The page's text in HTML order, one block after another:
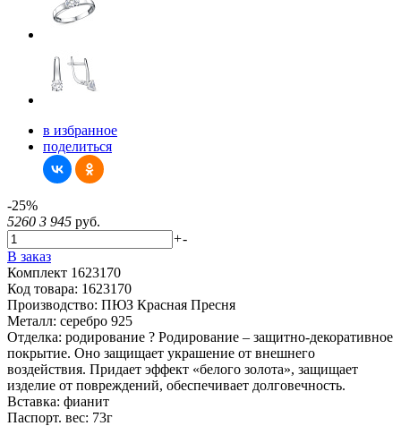
в избранное
поделиться
-25%
5260 3 945 руб.
+-
В заказ
Комплект 1623170
Код товара: 1623170
Производство: ПЮЗ Красная Пресня
Металл: серебро 925
Отделка: родирование ? Родирование – защитно-декоративное
покрытие. Оно защищает украшение от внешнего
воздействия. Придает эффект «белого золота», защищает
изделие от повреждений, обеспечивает долговечность.
Вставка: фианит
Паспорт. вес: 73г